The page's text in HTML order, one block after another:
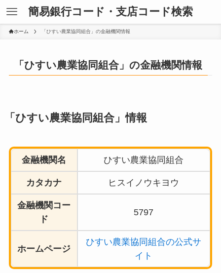
簡易銀行コード・支店コード検索
ホーム 「ひすい農業協同組合」の金融機関情報
「ひすい農業協同組合」の金融機関情報
「ひすい農業協同組合」情報
金融機関名 ひすい農業協同組合
カタカナ ヒスイノウキヨウ
金融機関コー
ド
5797
ホームページ
ひすい農業協同組合の公式サ
イト